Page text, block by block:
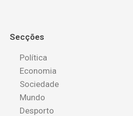
Secções
Política
Economia
Sociedade
Mundo
Desporto